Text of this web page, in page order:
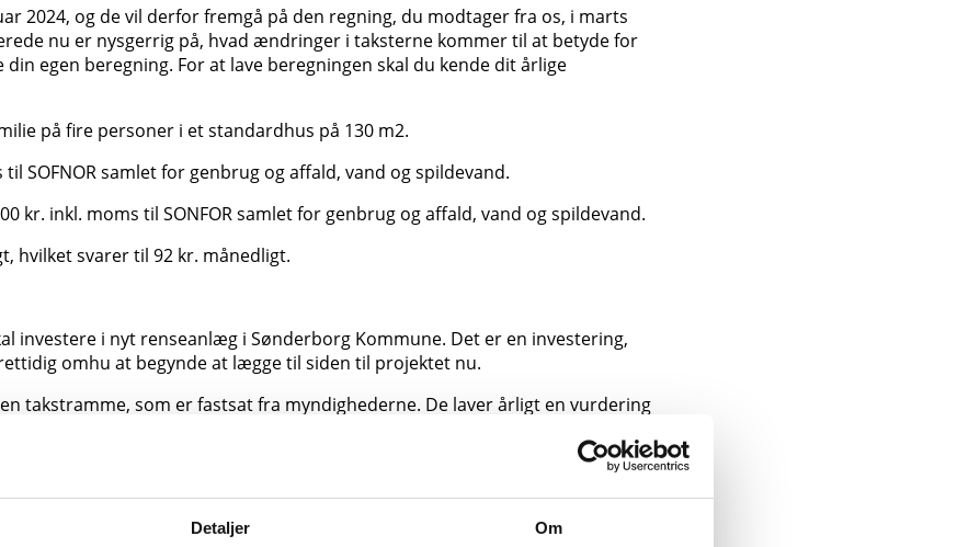
Detaljer Om
2024, og de vil derfor fremgå på den regning, du modtager fra os, i marts
nu er nysgerrig på, hvad ændringer i taksterne kommer til at betyde for
din egen beregning. For at lave beregningen skal du kende dit årlige
på fire personer i et standardhus på 130 m2.
SOFNOR samlet for genbrug og affald, vand og spildevand.
kr. inkl. moms til SONFOR samlet for genbrug og affald, vand og spildevand.
hvilket svarer til 92 kr. månedligt.
investere i nyt renseanlæg i Sønderborg Kommune. Det er en investering,
omhu at begynde at lægge til siden til projektet nu.
takstramme, som er fastsat fra myndighederne. De laver årligt en vurdering
i Sønderborg Kommune. Vi har tidligere valgt at lægge
at vi forsat kan sikre en sund økonomi, følger vi nu takstrammen. På den
hvad det faktisk koster at få renset spildevandet i Sønderborg Kommune.